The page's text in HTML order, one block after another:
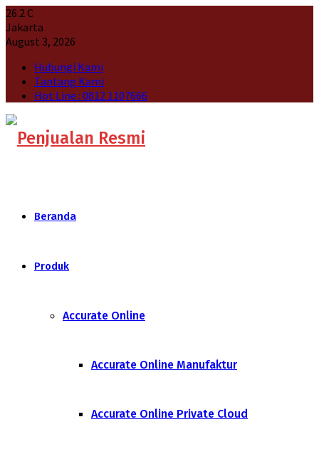
26.2C
Jakarta
August 3, 2026
Hubungi Kami
Tantang Kami
Hot Line : 0812 1107666
Beranda
Produk
Accurate Online
Accurate Online Manufaktur
Accurate Online Private Cloud